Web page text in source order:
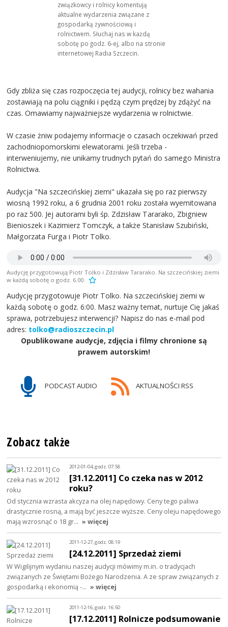
związkowcy i rolnicy komentują
aktualne wydarzenia związane z
gospodarką żywnościową i
rolnictwem. Słuchaj nas w każdą
sobotę po godz. 6-ej, albo na stronie
internetowej Radia Szczecin.
Gdy zbliża się czas rozpoczęcia tej audycji, rolnicy bez wahania
zostawiają na polu ciągniki i pędzą czym prędzej by zdążyć na
czas. Omawiamy najważniejsze wydarzenia w rolnictwie.
W czasie żniw podajemy informacje o czasach oczekiwań przed
zachodniopomorskimi elewatorami. Jeśli trzeba -
interweniujemy, nie unikamy trudnych pytań do samego Ministra
Rolnictwa.
Audycja "Na szczecińskiej ziemi" ukazała się po raz pierwszy
wiosną 1992 roku, a 6 grudnia 2001 roku została wyemitowana
po raz 500. Jej autorami byli śp. Zdzisław Tararako, Zbigniew
Bienioszek i Kazimierz Tomczyk, a także Stanisław Szubiński,
Małgorzata Furga i Piotr Tolko.
Audycję przygotowują Piotr Tolko i Zdzisław Tararako. Na szczecińskiej ziemi
w każdą sobotę o godz. 6.00.
Audycję przygotowuje Piotr Tolko. Na szczecińskiej ziemi w
każdą sobotę o godz. 6:00. Masz ważny temat, nurtuje Cię jakaś
sprawa, potrzebujesz interwencji? Napisz do nas e-mail pod
adres: tolko@radioszczecin.pl
Opublikowane audycje, zdjęcia i filmy chronione są
prawem autorskim!
PODCAST AUDIO AKTUALNOŚCI RSS
Zobacz także
2012-01-04, godz. 07:58
[31.12.2011] Co czeka nas w 2012
roku?
Od stycznia wzrasta akcyza na olej napędowy. Ceny tego paliwa
drastycznie rosną, a mają być jeszcze wyższe. Ceny oleju napędowego
mają wzrosnąć o 18 gr… » więcej
2011-12-27, godz. 08:19
[24.12.2011] Sprzedaż ziemi
W Wigilijnym wydaniu naszej audycji mówimy m.in. o tradycjach
związanych ze Świętami Bożego Narodzenia. A ze spraw związanych z
gospodarką i ekonomią -… » więcej
2011-12-16, godz. 16:50
[17.12.2011] Rolnicze podsumowanie